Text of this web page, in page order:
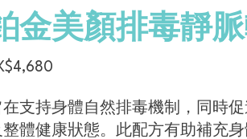
金美顏排毒靜
在支持身體自然排毒機制，同時
整體健康狀態。此配方有助補充